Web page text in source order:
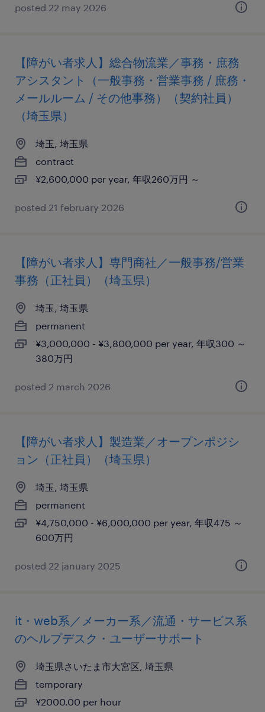
posted 22 may 2026
【障がい者求人】総合物流業／事務・庶務
アシスタント（一般事務・営業事務 / 庶務・
メールルーム / その他事務）（契約社員）
（埼玉県）
埼玉, 埼玉県
contract
¥2,600,000 per year, 年収260万円 ～
posted 21 february 2026
【障がい者求人】専門商社／一般事務/営業
事務（正社員）（埼玉県）
埼玉, 埼玉県
permanent
¥3,000,000 - ¥3,800,000 per year, 年収300 ～
380万円
posted 2 march 2026
【障がい者求人】製造業／オープンポジシ
ョン（正社員）（埼玉県）
埼玉, 埼玉県
permanent
¥4,750,000 - ¥6,000,000 per year, 年収475 ～
600万円
posted 22 january 2025
it・web系／メーカー系／流通・サービス系
のヘルプデスク・ユーザーサポート
埼玉県さいたま市大宮区, 埼玉県
temporary
¥2000.00 per hour